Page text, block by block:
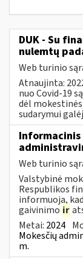
DUK - Su
nulemtų
Web turinio
Atnaujinta:
nuo Covid-19
dėl
sudarymui
Informacinis
Web turinio
Valstybinė
Respublikos
informuoja,
gaivinimo ir
Metai: 2024
Mokesčių
m.